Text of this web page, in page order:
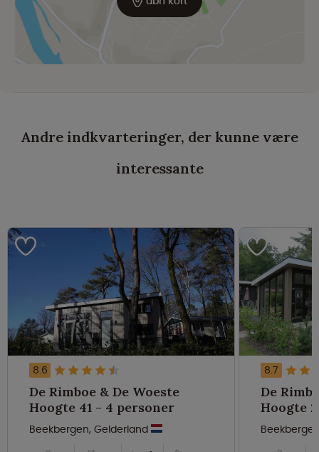
Andre indkvarteringer, der kunne være
interessante
8.6
De Rimboe & De Woeste
Hoogte 41 - 4 personer
Beekbergen, Gelderland
8.7
De